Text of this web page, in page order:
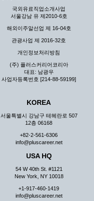
국외유료직업소개사업
서울강남 유 제2010-6호
해외이주알선업 제 16-04호
관광사업 제 2016-32호
개인정보처리방침
(주) 플러스커리어코리아
대표: 남광우
사업자등록번호 [214-88-59199]
KOREA
서울특별시 강남구 테헤란로 507
12층 06168
+82-2-561-6306
info@pluscareer.net
USA HQ
54 W 40th St. #1121
New York, NY 10018
+1-917-460-1419
info@pluscareer.net